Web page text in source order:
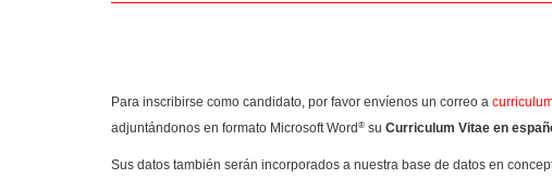
Para inscribirse como candidato, por favor envíenos un correo a
adjuntándonos en formato Microsoft Word ® su Curriculum Vitae en
Sus datos también serán incorporados a nuestra base de datos en